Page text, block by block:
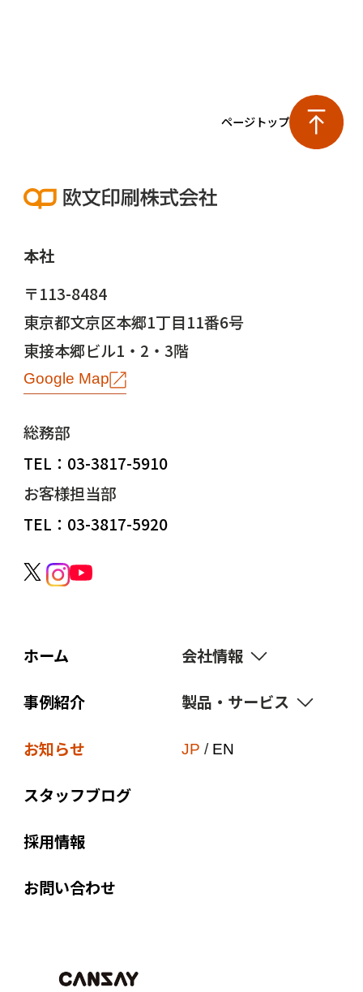
ページトップ
本社
〒113-8484
東京都文京区本郷1丁目11番6号
東接本郷ビル1・2・3階
Google Map
総務部
TEL：03-3817-5910
お客様担当部
TEL：03-3817-5920
ホーム
事例紹介
お知らせ
スタッフブログ
採用情報
お問い合わせ
会社情報
経営理念
製品・サービス
サスティナビリティ
JP / EN